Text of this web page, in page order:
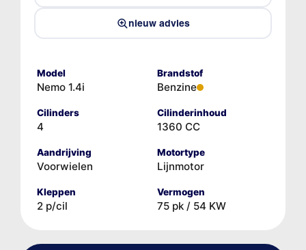
nieuw advies
Model
Nemo 1.4i
Brandstof
Benzine
Cilinders
4
Cilinderinhoud
1360 CC
Aandrijving
Voorwielen
Motortype
Lijnmotor
Kleppen
2 p/cil
Vermogen
75 pk / 54 KW